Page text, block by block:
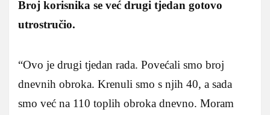
Broj korisnika se već drugi tjedan gotovo
utrostručio.
“Ovo je drugi tjedan rada. Povećali smo broj
dnevnih obroka. Krenuli smo s njih 40, a sada
smo već na 110 toplih obroka dnevno. Moram